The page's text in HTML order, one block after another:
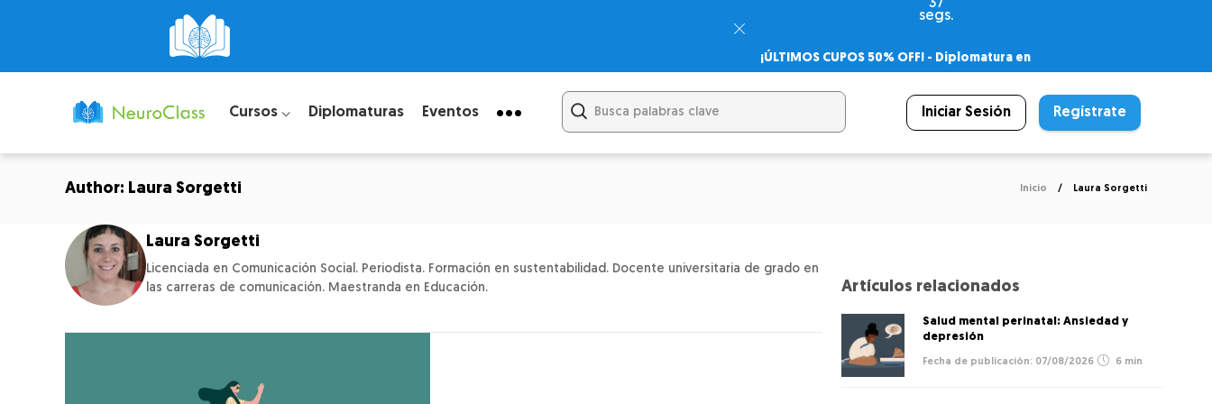
37
segs.
¡ÚLTIMOS CUPOS 50% OFF! - Diplomatura en
– Certificado Universitario
Cursos ⌵ Diplomaturas Eventos Iniciar Sesión Regístrate
Author: Laura Sorgetti Inicio Laura Sorgetti
Laura Sorgetti
Licenciada en Comunicación Social. Periodista. Formación en sustentabilidad. Docente universitaria de grado en
las carreras de comunicación. Maestranda en Educación.
Artículos relacionados
Salud mental perinatal: Ansiedad y
depresión
07/08/2026 6 min